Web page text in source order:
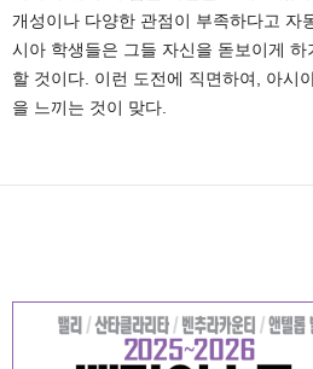
개성이나 다양한 관점이 부족하다고 자
시아 학생들은 그들 자신을 돋보이게
할 것이다. 이런 도전에 직면하여, 아시
을 느끼는 것이 맞다.